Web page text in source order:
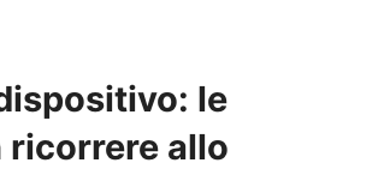
le
allo